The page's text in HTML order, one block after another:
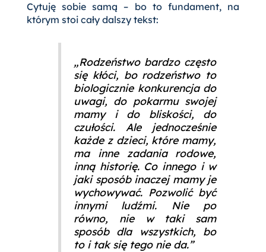
Cytuję sobie samą – bo to fundament, na
którym stoi cały dalszy tekst:
„Rodzeństwo bardzo często
się kłóci, bo rodzeństwo to
biologicznie konkurencja do
uwagi, do pokarmu swojej
mamy i do bliskości, do
czułości. Ale jednocześnie
każde z dzieci, które mamy,
ma inne zadania rodowe,
inną historię. Co innego i w
jaki sposób inaczej mamy je
wychowywać. Pozwolić być
innymi ludźmi. Nie po
równo, nie w taki sam
sposób dla wszystkich, bo
to i tak się tego nie da.”